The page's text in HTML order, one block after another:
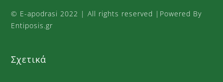
© E-apodrasi 2022 | All rights reserved |Powered By
Entiposis.gr
Σχετικά